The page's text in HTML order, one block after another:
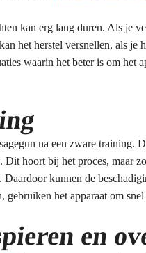
kan erg lang duren. Als je
het herstel versnellen, als
waarin het beter is om het
na een zware
Dit hoort bij het proces, maar
kunnen de
gebruiken het apparaat om snel
en